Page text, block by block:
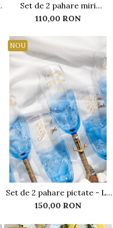
Set de 2 pahare miri
personalizate, cu perle
110,00 RON
NOU
Set de 2 pahare pictate - La
malul marii
150,00 RON